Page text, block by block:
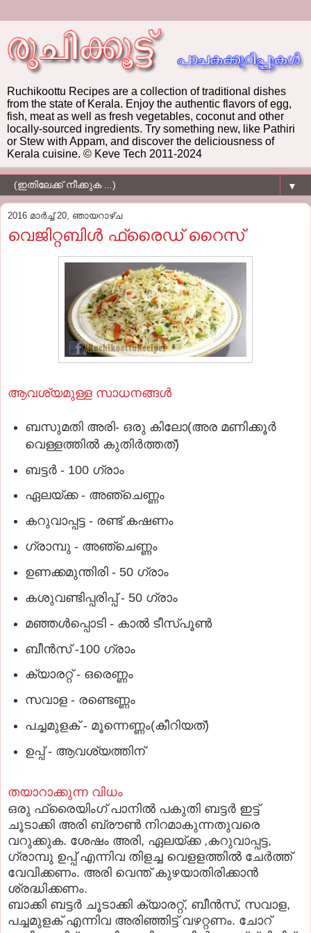
Ruchikoottu Recipes are a collection of traditional dishes
from the state of Kerala. Enjoy the authentic flavors of egg,
fish, meat as well as fresh vegetables, coconut and other
locally-sourced ingredients. Try something new, like Pathiri
or Stew with Appam, and discover the deliciousness of
Kerala cuisine. © Keve Tech 2011-2024
▼
2016 മാർച്ച് 20, ഞായറാഴ്‌ച
വെജിറ്റബിൾ ഫ്രൈഡ് റൈസ്
ആവശ്യമുള്ള സാധനങ്ങൾ
ബസുമതി അരി- ഒരു കിലോ(അര മണിക്കൂർ
വെള്ളത്തിൽ കുതിർത്തത്)
ബട്ടർ - 100 ഗ്രാം
ഏലയ്ക്ക - അഞ്ചെണ്ണം
കറുവാപ്പട്ട - രണ്ട് കഷണം
ഗ്രാമ്പു - അഞ്ചെണ്ണം
ഉണക്കമുന്തിരി - 50 ഗ്രാം
കശുവണ്ടിപ്പരിപ്പ് - 50 ഗ്രാം
മഞ്ഞൾപ്പൊടി - കാൽ ടീസ്പൂൺ
ബീൻസ് -100 ഗ്രാം
ക്യാരറ്റ് - ഒരെണ്ണം
സവാള - രണ്ടെണ്ണം
പച്ചമുളക് - മൂന്നെണ്ണം(കീറിയത്)
ഉപ്പ് - ആവശ്യത്തിന്
തയാറാക്കുന്ന വിധം
ഒരു ഫ്രൈയിംഗ് പാനിൽ പകുതി ബട്ടർ ഇട്ട്
ചൂടാക്കി അരി ബ്രൗൺ നിറമാകുന്നതുവരെ
വറുക്കുക. ശേഷം അരി, ഏലയ്ക്ക ,കറുവാപ്പട്ട,
ഗ്രാമ്പു ഉപ്പ് എന്നിവ തിളച്ച വെളളത്തിൽ ചേർത്ത്
വേവിക്കണം. അരി വെന്ത് കുഴയാതിരിക്കാൻ
ശ്രദ്ധിക്കണം.
ബാക്കി ബട്ടർ ചൂടാക്കി ക്യാരറ്റ്, ബീൻസ്, സവാള,
പച്ചമുളക് എന്നിവ അരിഞ്ഞിട്ട് വഴറ്റണം. ചോറ്